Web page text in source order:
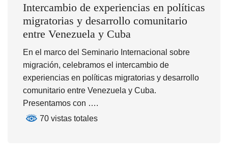
Intercambio de experiencias en políticas
migratorias y desarrollo comunitario
entre Venezuela y Cuba
En el marco del Seminario Internacional sobre
migración, celebramos el intercambio de
experiencias en políticas migratorias y desarrollo
comunitario entre Venezuela y Cuba.
Presentamos con ….
70 vistas totales